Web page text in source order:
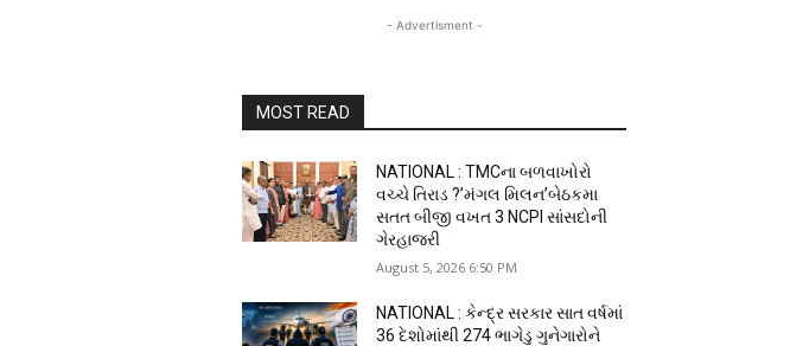
- Advertisment -
MOST READ
NATIONAL : TMCના બળવાખોરો
વચ્ચે તિરાડ ?’મંગલ મિલન’બેઠકમા
સતત બીજી વખત 3 NCPI સાંસદોની
ગેરહાજરી
August 5, 2026 6:50 PM
NATIONAL : કેન્દ્ર સરકાર સાત વર્ષમાં
36 દેશોમાંથી 274 ભાગેડુ ગુનેગારોને